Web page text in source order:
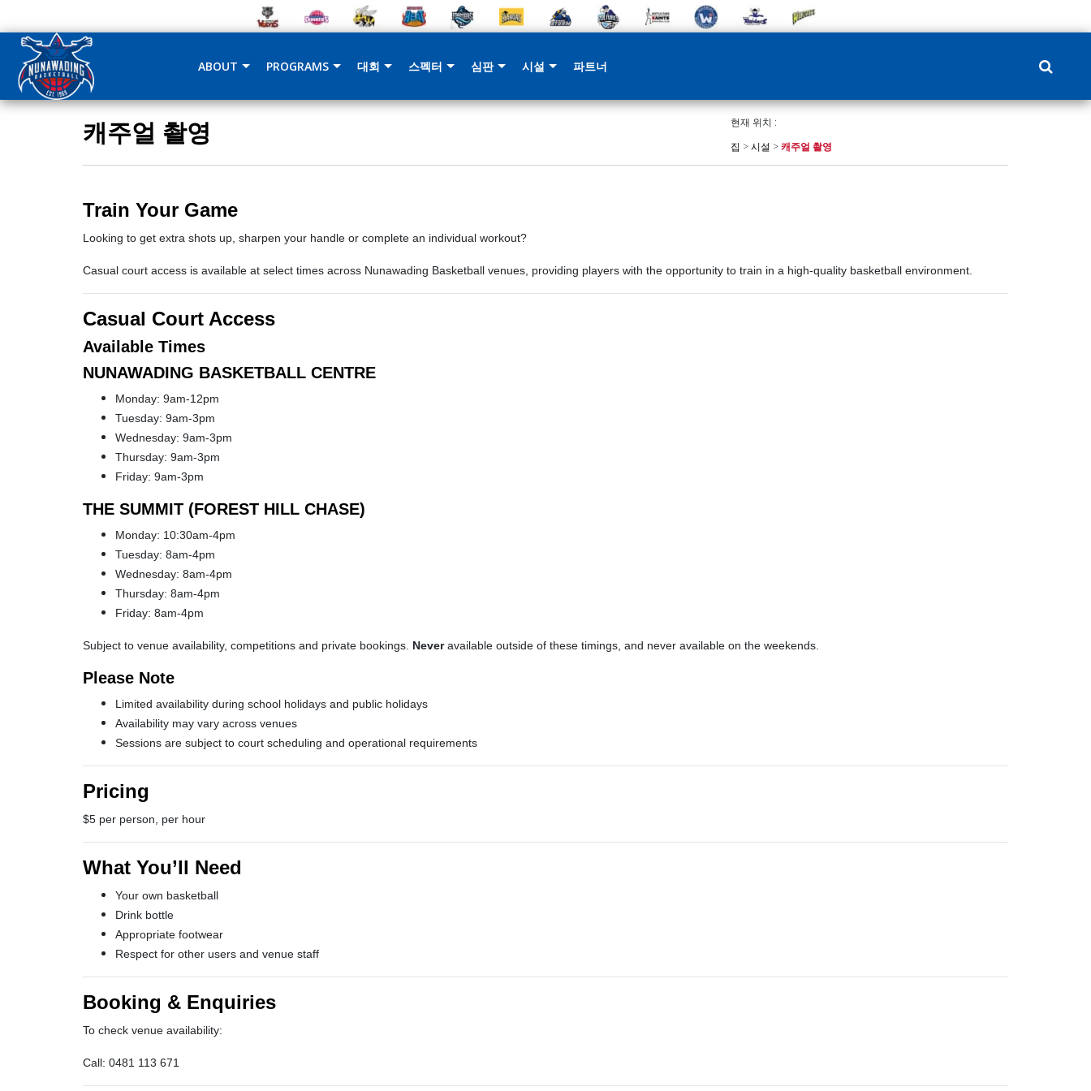
ABOUT PROGRAMS 대회 스펙터 심판 시설 파트너
캐주얼 촬영
현재 위치 :
집 >시설 >캐주얼 촬영
Train Your Game
Looking to get extra shots up, sharpen your handle or complete an individual workout?
Casual court access is available at select times across Nunawading Basketball venues, providing players with the opportunity to train in a high-quality basketball environment.
Casual Court Access
Available Times
NUNAWADING BASKETBALL CENTRE
Monday: 9am-12pm
Tuesday: 9am-3pm
Wednesday: 9am-3pm
Thursday: 9am-3pm
Friday: 9am-3pm
THE SUMMIT (FOREST HILL CHASE)
Monday: 10:30am-4pm
Tuesday: 8am-4pm
Wednesday: 8am-4pm
Thursday: 8am-4pm
Friday: 8am-4pm
Subject to venue availability, competitions and private bookings. Neveravailable outside of these timings, and never available on the weekends.
Please Note
Limited availability during school holidays and public holidays
Availability may vary across venues
Sessions are subject to court scheduling and operational requirements
Pricing
$5 per person, per hour
What You’ll Need
Your own basketball
Drink bottle
Appropriate footwear
Respect for other users and venue staff
Booking & Enquiries
To check venue availability:
Call: 0481 113 671